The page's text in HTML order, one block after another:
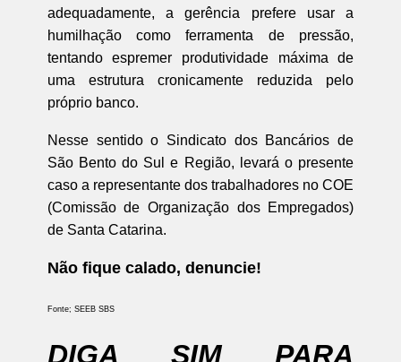
adequadamente, a gerência prefere usar a
humilhação como ferramenta de pressão,
tentando espremer produtividade máxima de
uma estrutura cronicamente reduzida pelo
próprio banco.
Nesse sentido o Sindicato dos Bancários de
São Bento do Sul e Região, levará o presente
caso a representante dos trabalhadores no COE
(Comissão de Organização dos Empregados)
de Santa Catarina.
Não fique calado, denuncie!
Fonte; SEEB SBS
DIGA SIM PARA